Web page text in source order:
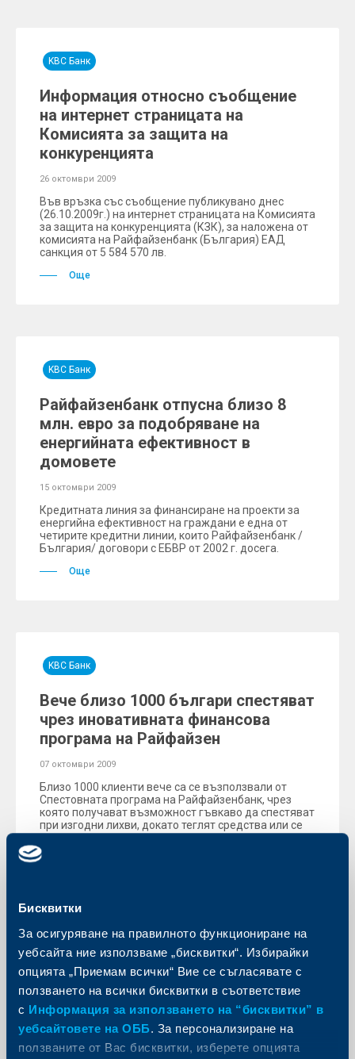
Бисквитки
За осигуряване на правилното функциониране на
уебсайта ние използваме „бисквитки“. Избирайки
опцията „Приемам всички“ Вие се съгласявате с
ползването на всички бисквитки в съответствие
с Информация за използването на “бисквитки” в
уебсайтовете на ОББ. За персонализиране на
ползваните от Вас бисквитки, изберете опцията
KBC Банк
Информация относно съобщение
на интернет страницата на
Комисията за защита на
конкуренцията
26 октомври 2009
Във връзка със съобщение публикувано днес
(26.10.2009г.) на интернет страницата на Комисията
за защита на конкуренцията (КЗК), за наложена от
комисията на Райфайзенбанк (България) ЕАД
санкция от 5 584 570 лв.
Още
KBC Банк
Райфайзенбанк отпусна близо 8
млн. евро за подобряване на
енергийната ефективност в
домовете
15 октомври 2009
Кредитната линия за финансиране на проекти за
енергийна ефективност на граждани е една от
четирите кредитни линии, които Райфайзенбанк /
България/ договори с ЕБВР от 2002 г. досега.
Още
KBC Банк
Вече близо 1000 българи спестяват
чрез иновативната финансова
програма на Райфайзен
07 октомври 2009
Близо 1000 клиенти вече са се възползвали от
Спестовната програма на Райфайзенбанк, чрез
която получават възможност гъвкаво да спестяват
при изгодни лихви, докато теглят средства или се
разплащат.
KBC Банк
Райфайзенбанк e инвестиционен
посредник по сделка на
извънрегулиран пазар и
многостранна система за търговия